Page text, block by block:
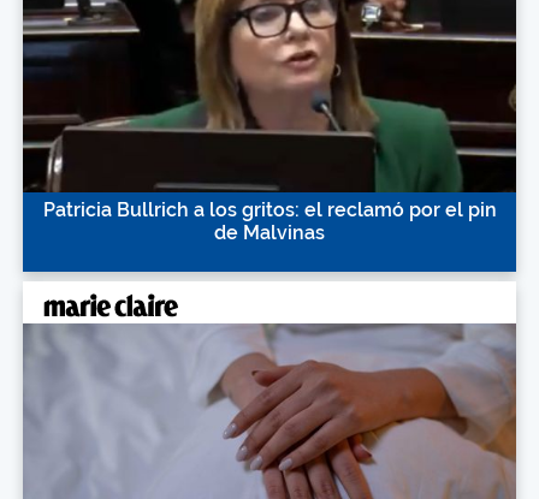
Patricia Bullrich a los gritos: el reclamó por el pin
de Malvinas